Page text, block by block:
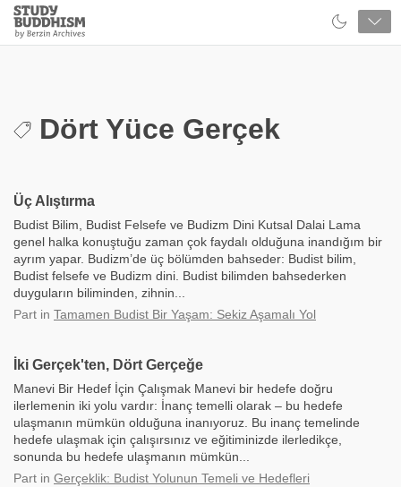
Close
Study
Buddhism
Dört Yüce Gerçek
Üç Alıştırma
Budist Bilim, Budist Felsefe ve Budizm Dini Kutsal Dalai Lama
genel halka konuştuğu zaman çok faydalı olduğuna inandığım bir
ayrım yapar. Budizm’de üç bölümden bahseder: Budist bilim,
Budist felsefe ve Budizm dini. Budist bilimden bahsederken
duyguların biliminden, zihnin...
Part in Tamamen Budist Bir Yaşam: Sekiz Aşamalı Yol
İki Gerçek'ten, Dört Gerçeğe
Manevi Bir Hedef İçin Çalışmak Manevi bir hedefe doğru
ilerlemenin iki yolu vardır: İnanç temelli olarak – bu hedefe
ulaşmanın mümkün olduğuna inanıyoruz. Bu inanç temelinde
hedefe ulaşmak için çalışırsınız ve eğitiminizde ilerledikçe,
sonunda bu hedefe ulaşmanın mümkün...
Part in Gerçeklik: Budist Yolunun Temeli ve Hedefleri